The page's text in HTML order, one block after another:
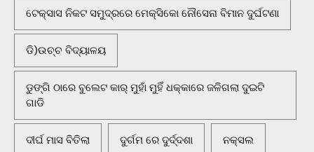
ଟେକ୍ସାସ ନିକଟ ସମୁଦ୍ରରେ ମେକ୍ସିକୋ ନୌସେନା ବିମାନ ଦୁର୍ଘଟଣା
ଡି)ଉଚ୍ଚ ବିଦ୍ୟାଳୟ
ଡୁଙ୍ଗି ଠାରେ ବୁଲେଟ କାର୍ ମୁହାଁ ମୁହିଁ ଧକ୍କାରେ ଜଳିଗଲା ଦୁଇଟି
ଗାଡି
ଦୀର୍ଘ ମାସ ବିତିଲା ଦୁର୍ଗମ ରେ ଦୁର୍ଦ୍ଦଶା ନକ୍ସଲ